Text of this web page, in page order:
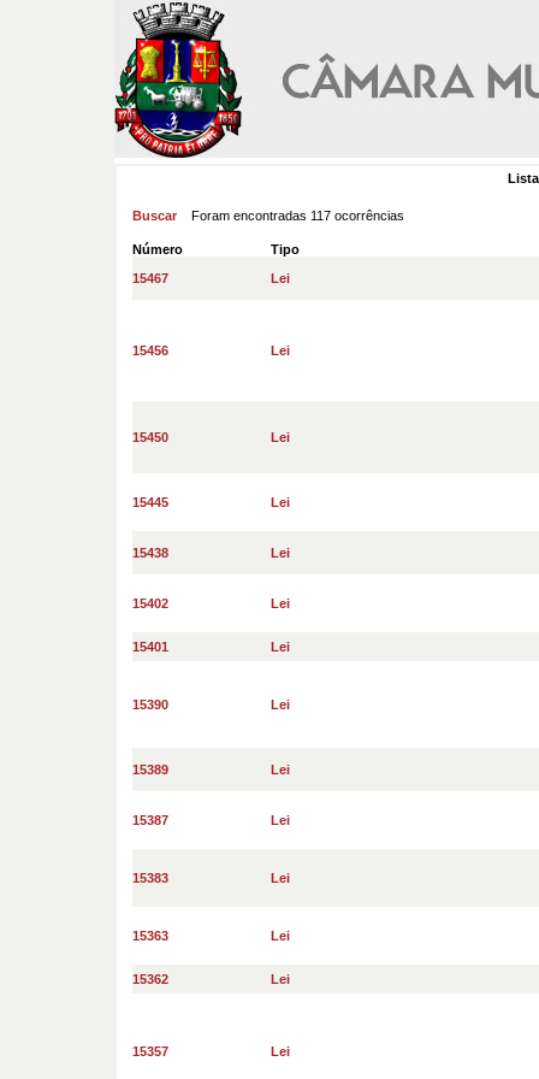
Buscar Foram encontradas 117 ocorrências
Número
Tipo
15467
Lei
15456 Lei
15450 Lei
15445 Lei
15438 Lei
15402 Lei
15401 Lei
15390 Lei
15389 Lei
15387 Lei
15383 Lei
15363 Lei
15362 Lei
15357 Lei